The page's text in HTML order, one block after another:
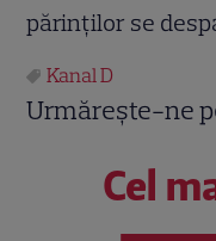
părinților se
Kanal D
Urmărește-ne
Cel